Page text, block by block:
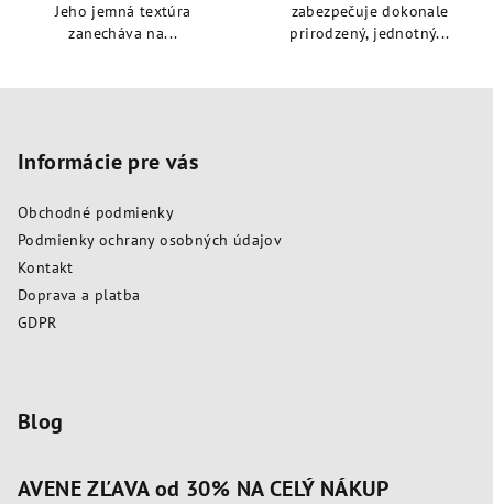
Jeho jemná textúra
zanecháva na...
zabezpečuje dokonale
prirodzený, jednotný...
Informácie pre vás
Obchodné podmienky
Podmienky ochrany osobných údajov
Kontakt
Doprava a platba
GDPR
Blog
AVENE ZĽAVA od 30% NA CELÝ NÁKUP